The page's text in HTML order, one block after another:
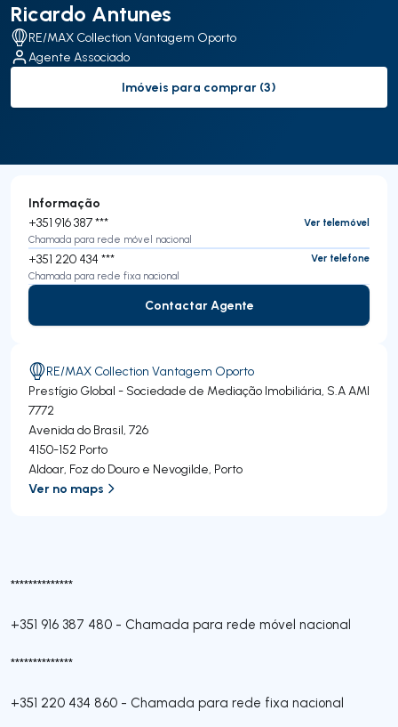
Ricardo Antunes
RE/MAX Collection Vantagem Oporto
Agente Associado
to-buy-listing
Imóveis para comprar (3)
**************
+351 916 387 480 - Chamada para rede móvel nacional
**************
+351 220 434 860 - Chamada para rede fixa nacional
Informação
+351 916 387 ***
Ver telemóvel
Chamada para rede móvel nacional
+351 220 434 ***
Ver telefone
Chamada para rede fixa nacional
Contactar Agente
Contactar Agente
RE/MAX Collection Vantagem Oporto
Prestígio Global - Sociedade de Mediação Imobiliária, S.AAMI
7772
Avenida do Brasil, 726
4150-152 Porto
Aldoar, Foz do Douro e Nevogilde, Porto
Ver no maps